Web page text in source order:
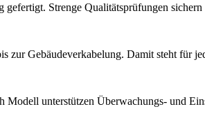
Strenge Qualitätsprüfungen
Gebäudeverkabelung. Damit steht für
Modell unterstützen Überwachungs- und